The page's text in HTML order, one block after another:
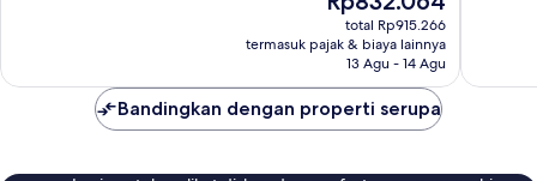
sekarang
Rp832.064
total Rp915.266
termasuk pajak & biaya lainnya
13 Agu - 14 Agu
Bandingkan dengan properti serupa